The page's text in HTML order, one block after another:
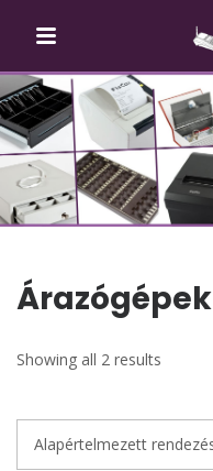
Árazógépek
Showing all 2 results